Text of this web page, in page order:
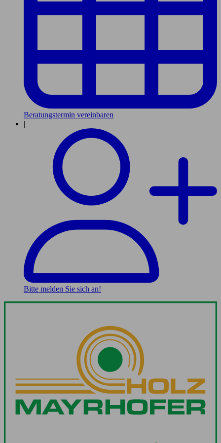
Beratungstermin vereinbaren
|
Bitte melden Sie sich an!